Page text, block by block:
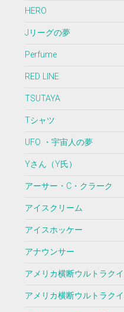
HERO
Jリーグの夢
Perfume
RED LINE
TSUTAYA
Tシャツ
UFO ・宇宙人の夢
Yさん（Y氏）
アーサー・C・クラーク
アイスクリーム
アイスホッケー
アナウンサー
アメリカ横断ウルトラク
アメリカ横断ウルトラク